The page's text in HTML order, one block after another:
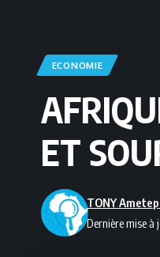
ECONOMIE
ET
Dernière mise à
TONY